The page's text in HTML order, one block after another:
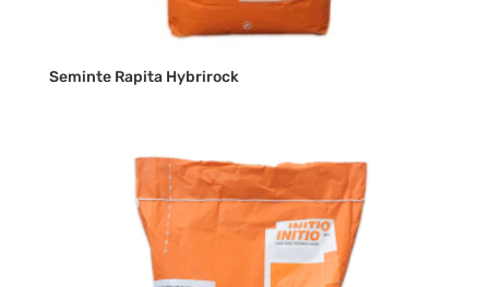
Seminte Rapita Hybrirock